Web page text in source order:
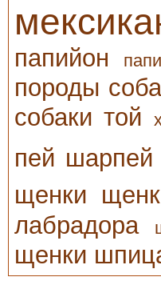
папийон
породы
собаки той
пей шарпей
щенки
лабрадора
щенки